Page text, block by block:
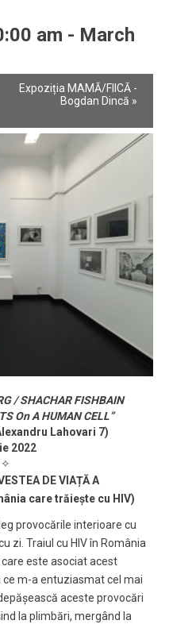
am - March
Expoziția MAMĂ/FIICĂ -
Bogdan Dincă »
/ SHACHAR FISHBAIN
On A HUMAN CELL”
Lahovari 7)
2022
✧
DE VIAȚĂ A
care trăiește cu HIV)
provocările interioare cu
zi. Traiul cu HIV în România
este asociat acest
m-a entuziasmat cel mai
aceste provocări
la plimbări, mergând la